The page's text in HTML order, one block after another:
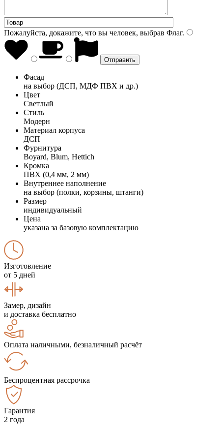
Пожалуйста, докажите, что вы человек, выбрав Флаг.
Фасад
на выбор (ДСП, МДФ ПВХ и др.)
Цвет
Светлый
Стиль
Модерн
Материал корпуса
ДСП
Фурнитура
Boyard, Blum, Hettich
Кромка
ПВХ (0,4 мм, 2 мм)
Внутреннее наполнение
на выбор (полки, корзины, штанги)
Размер
индивидуальный
Цена
указана за базовую комплектацию
Изготовление
от 5 дней
Замер, дизайн
и доставка бесплатно
Оплата наличными, безналичный расчёт
Беспроцентная рассрочка
Гарантия
2 года